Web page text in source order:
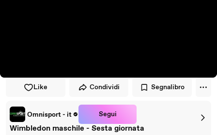
Like Condividi Segnalibro
Omnisport - it Segui
Wimbledon maschile - Sesta giornata